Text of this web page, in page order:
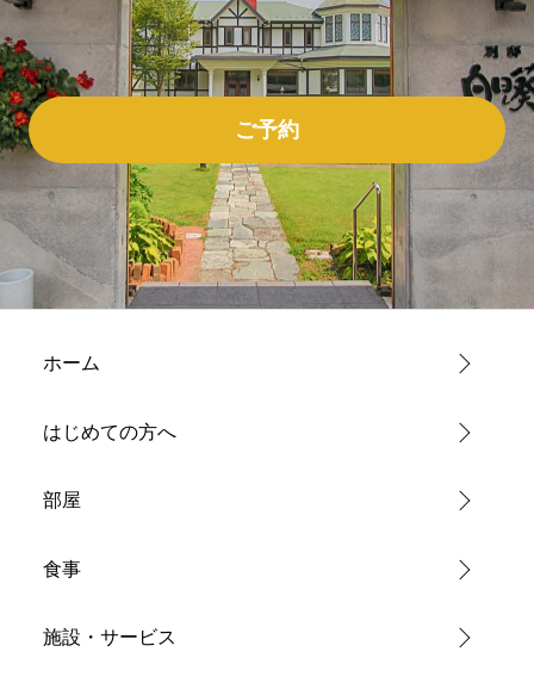
ご予約
ホーム
はじめての方へ
部屋
食事
施設・サービス